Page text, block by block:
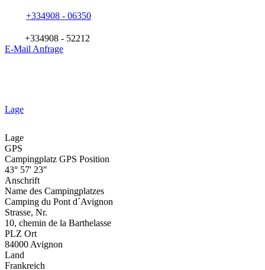
+334908 - 06350
+334908 - 52212
E-Mail Anfrage
Lage
Lage
GPS
Campingplatz GPS Position
43° 57' 23"
Anschrift
Name des Campingplatzes
Camping du Pont d´Avignon
Strasse, Nr.
10, chemin de la Barthelasse
PLZ Ort
84000 Avignon
Land
Frankreich